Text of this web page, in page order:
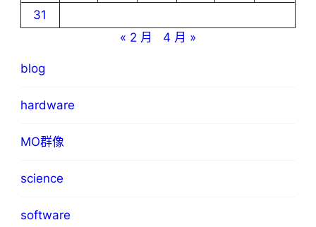
31
« 2 月
4 月 »
blog
hardware
MO群像
science
software